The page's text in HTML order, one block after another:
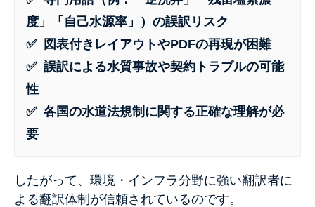
度」「自己水源率」）の誤訳リスク
✅ 図表付きレイアウトやPDFの再現が困難
✅ 誤訳による水質事故や契約トラブルの可能
性
✅ 各国の水道法規制に関する正確な理解が必
要
したがって、環境・インフラ分野に強い翻訳者に
よる翻訳体制が信頼されているのです。